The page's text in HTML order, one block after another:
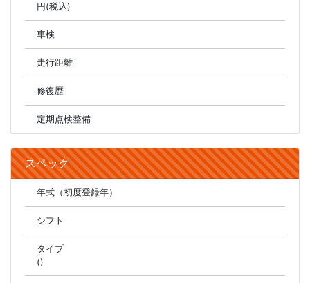
円(税込)
車検
走行距離
修復歴
定期点検整備
スペック
年式（初度登録年）
シフト
タイプ
()